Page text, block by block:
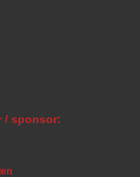
/ sponsor: